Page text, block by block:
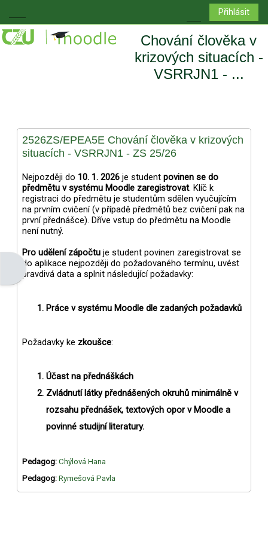
Boční panel
Přepnout
Přihlásit
Chování člověka v
krizových situacích -
VSRRJN1 - ...
Otevřít panel bloku
2526ZS/EPEA5E Chování člověka v krizových
situacích - VSRRJN1 - ZS 25/26
Nejpozději do 10. 1. 2026 je student povinen se do
předmětu v systému Moodle zaregistrovat. Klíč k
registraci do předmětu je studentům sdělen vyučujícím
na prvním cvičení (v případě předmětů bez cvičení pak na
první přednášce). Dříve vstup do předmětu na Moodle
není nutný.
Pro udělení zápočtu je student povinen zaregistrovat se
do aplikace nejpozději do požadovaného termínu, uvést
pravdivá data a splnit následující požadavky:
Práce v systému Moodle dle zadaných požadavků
Požadavky ke zkoušce:
Účast na přednáškách
Zvládnutí látky přednášených okruhů minimálně v
rozsahu přednášek, textových opor v Moodle a
povinné studijní literatury.
Pedagog: Chýlová Hana
Pedagog: Rymešová Pavla